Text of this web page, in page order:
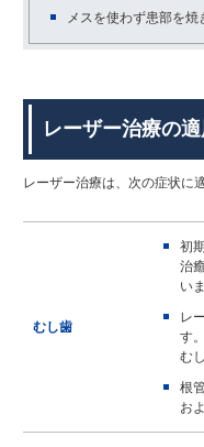
メスを使わず患部を焼
レーザー治療の
レーザー治療は、次の症状に
むし歯
初
治
い
レ
す
む
根
お